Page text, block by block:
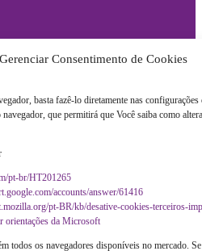
Gerenciar Consentimento de Cookies
basta fazê-lo diretamente nas configurações
que permitirá que Você saiba como
pt-br/HT201265
accounts/answer/61416
pt-BR/kb/desative-cookies-terceiros-
orientações da Microsoft
todos os navegadores disponíveis no mercado.